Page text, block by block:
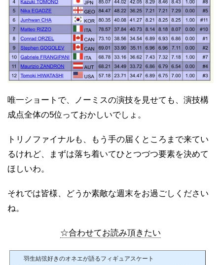
唯一ショートで、ノーミスの演技を見せても、演技構
成点全体の5位っておかしいでしょ。
トリノファイナルも、もう手の届くところまで来てい
るけれど、まずは落ち着いてひとつづつ要素を決めて
ほしいわ。
それでは皆様、どうか素敵な週末をお過ごしください
ね。
☆合わせてお読み頂きたい
羽生結弦好きのオネエが語るフィギュアスケート